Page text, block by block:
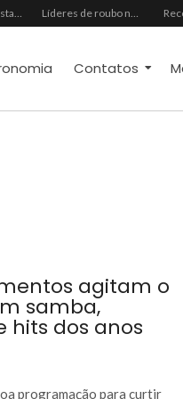
Com 100% dos estandes comercializados, Feira Regional da Beleza reunirá mais de 500 marcas no Centro de Eventos do CE em outubro Líderes de roubo no país, Chevrolet Ônix e Prisma, Hyundai HB20 e Ford Ka enfrentam escassez de peças originais
Contatos
agitam o
samba,
hits dos anos
programação para curtir